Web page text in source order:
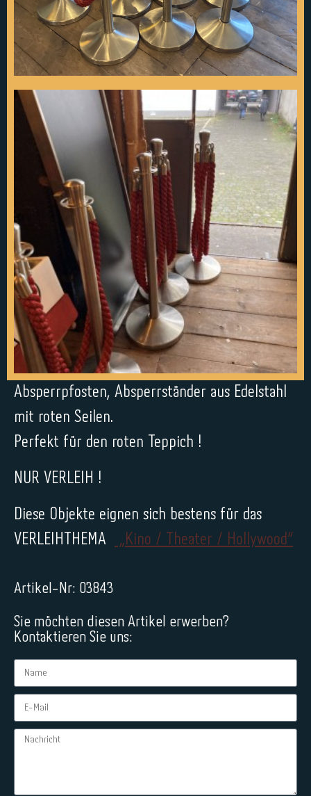
Absperrpfosten, Absperrständer aus Edelstahl
mit roten Seilen.
Perfekt für den roten Teppich !
NUR VERLEIH !
Diese Objekte eignen sich bestens für das
VERLEIHTHEMA
„Kino / Theater / Hollywood“
Artikel-Nr: 03843
Sie möchten diesen Artikel erwerben?
Kontaktieren Sie uns: